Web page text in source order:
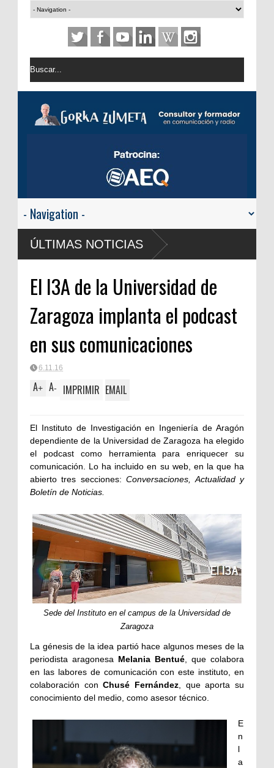
ÚLTIMAS NOTICIAS
USA: Android Auto y Apple
automóvil
Clásica
El I3A de la Universidad de
Zaragoza implanta el podcast
en sus comunicaciones
6.11.16
A+ A- IMPRIMIR EMAIL
El Instituto de Investigación en Ingeniería de Aragón
dependiente de la Universidad de Zaragoza ha elegido
el podcast como herramienta para enriquecer su
comunicación. Lo ha incluido en su web, en la que ha
abierto tres secciones:Conversaciones, Actualidad y
Boletín de Noticias.
Sede del Instituto en el campus de la Universidad de
Zaragoza
La génesis de la idea partió hace algunos meses de la
periodista aragonesa Melania Bentué, que colabora
en las labores de comunicación con este instituto, en
colaboración con Chusé Fernández, que aporta su
conocimiento del medio, como asesor técnico.
E
n
l
a